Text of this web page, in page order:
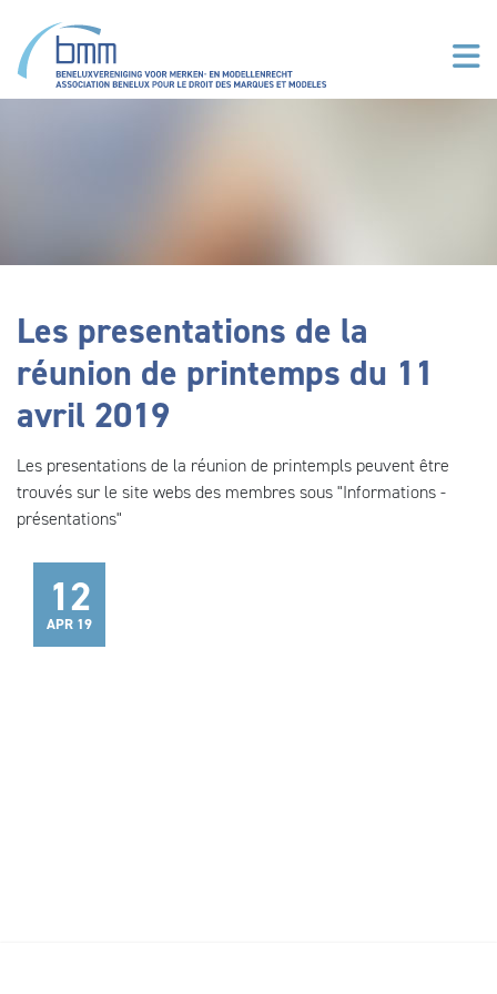
Les presentations de la
réunion de printemps du 11
avril 2019
Les presentations de la réunion de printempls peuvent être
trouvés sur le site webs des membres sous "Informations -
présentations"
12
APR 19